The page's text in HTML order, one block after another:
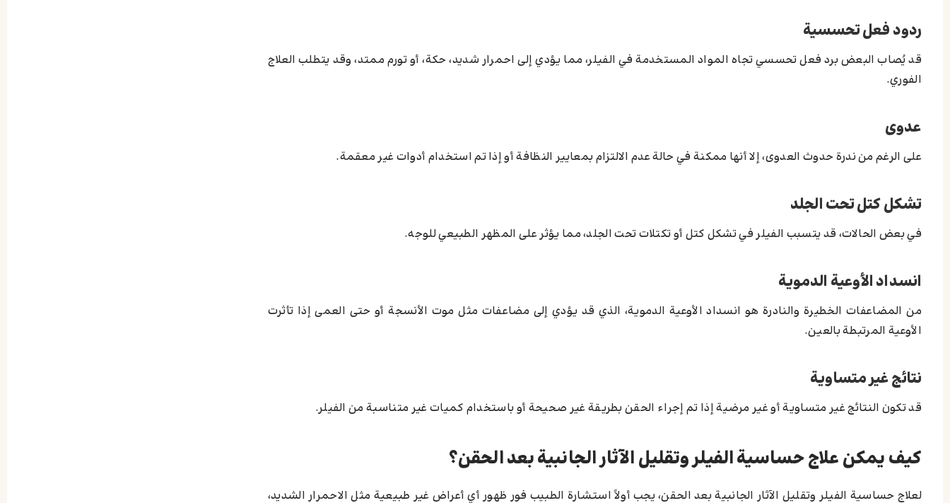
ردود فعل تحسسية
قد يُصاب البعض برد فعل تحسسي تجاه المواد المستخدمة في الفيلر، مما يؤدي إلى احمرار شديد، حكة، أو تورم ممتد، وقد يتطلب العلاج
الفوري.
عدوى
على الرغم من ندرة حدوث العدوى، إلا أنها ممكنة في حالة عدم الالتزام بمعايير النظافة أو إذا تم استخدام أدوات غير معقمة.
تشكل كتل تحت الجلد
في بعض الحالات، قد يتسبب الفيلر في تشكل كتل أو تكتلات تحت الجلد، مما يؤثر على المظهر الطبيعي للوجه.
انسداد الأوعية الدموية
من المضاعفات الخطيرة والنادرة هو انسداد الأوعية الدموية، الذي قد يؤدي إلى مضاعفات مثل موت الأنسجة أو حتى العمى إذا تأثرت
الأوعية المرتبطة بالعين.
نتائج غير متساوية
قد تكون النتائج غير متساوية أو غير مرضية إذا تم إجراء الحقن بطريقة غير صحيحة أو باستخدام كميات غير متناسبة من الفيلر.
كيف يمكن علاج حساسية الفيلر وتقليل الآثار الجانبية بعد الحقن؟
لعلاج حساسية الفيلر وتقليل الآثار الجانبية بعد الحقن، يجب أولاً استشارة الطبيب فور ظهور أي أعراض غير طبيعية مثل الاحمرار الشديد،